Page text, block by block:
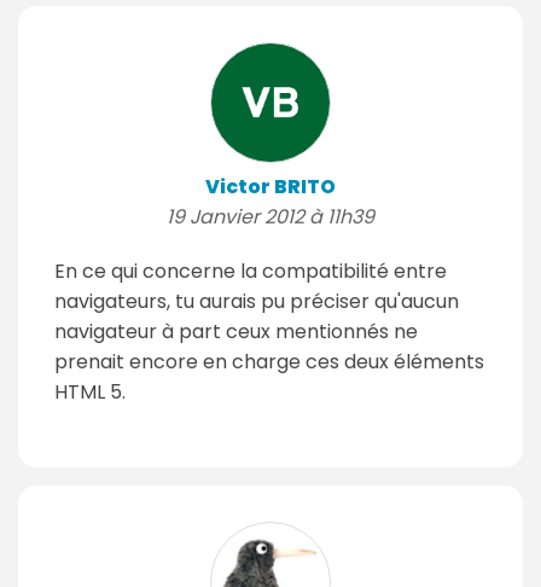
Victor BRITO
19 Janvier 2012 à 11h39
En ce qui concerne la compatibilité entre
navigateurs, tu aurais pu préciser qu'aucun
navigateur à part ceux mentionnés ne
prenait encore en charge ces deux éléments
HTML 5.